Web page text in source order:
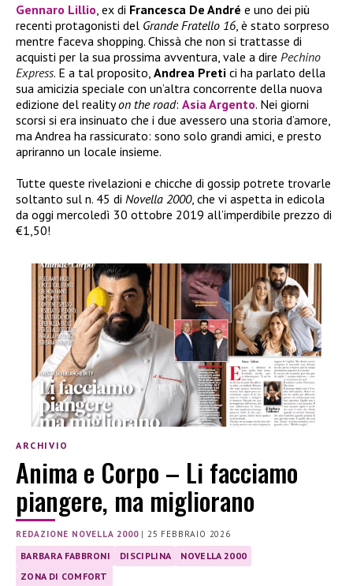
Gennaro Lillio , ex di Francesca De André e uno dei più
recenti protagonisti del Grande Fratello 16 , è stato sorpreso
mentre faceva shopping. Chissà che non si trattasse di
acquisti per la sua prossima avventura, vale a dire Pechino
Express. E a tal proposito, Andrea Preti ci ha parlato della
sua amicizia speciale con un’altra concorrente della nuova
edizione del realityon the road: Asia Argento. Nei giorni
scorsi si era insinuato che i due avessero una storia d’amore,
ma Andrea ha rassicurato: sono solo grandi amici, e presto
apriranno un locale insieme.
Tutte queste rivelazioni e chicche di gossip potrete trovarle
soltanto sul n. 45 di Novella 2000, che vi aspetta in edicola
da oggi mercoledì 30 ottobre 2019 all’imperdibile prezzo di
€1,50!
ARCHIVIO
Anima e Corpo – Li facciamo
piangere, ma migliorano
REDAZIONE NOVELLA 2000|25 FEBBRAIO 2026
BARBARA FABBRONI DISCIPLINA
NOVELLA 2000
ZONA DI COMFORT